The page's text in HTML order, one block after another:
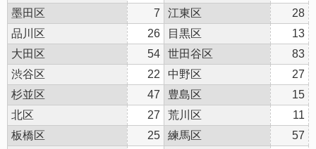
墨田区
7 江東区
28
品川区
26 目黒区
13
大田区
54 世田谷区
83
渋谷区
22 中野区
27
杉並区
47 豊島区
15
北区
27 荒川区
11
板橋区
25 練馬区
57